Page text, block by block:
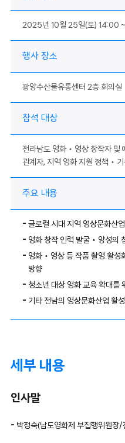
2025년 10월 25일(토) 14:00
행사 장소
광양수산물유통센터 2층 회의실
참석 대상
전라남도 영화‧영상 창작자 및
관계자, 지역 영화 지원 정책‧
주요 내용
글로컬 시대 지역 영상문화산
영화 창작 인력 발굴‧양성의
영화‧영상 등 작품 촬영 활성
방향
청소년 대상 영화 교육 확대를
기타 전남의 영상문화산업 활
세부 내용
인사말
박정숙(남도영화제 부집행위원장